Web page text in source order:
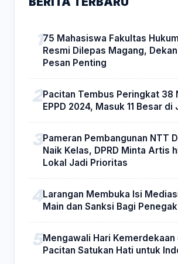
75 Mahasiswa Fakultas
Resmi Dilepas Magang,
Pesan Penting
Pacitan Tembus Peringkat 38
EPPD 2024, Masuk 11 Besar di
Pameran Pembangunan NTT
Naik Kelas, DPRD Minta Artis
Lokal Jadi Prioritas
Larangan Membuka Isi
Main dan Sanksi Bagi
Mengawali Hari Kemerdekaan
Pacitan Satukan Hati untuk